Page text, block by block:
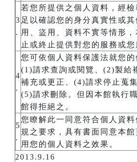
3
.
若您所提供之個人資料，經
足以確認您的身分真實性或其
用、盜用、資料不實等情形
止或終止提供對您的服務或您
4
.
您可依個人資料保護法就您
(1)請求查詢或閱覽、(2)製給
補充或更正、(4)請求停止蒐
(5)請求刪除。但因本館執行
館得拒絕之。
5
.
您瞭解此一同意符合個人資
規之要求，具有書面同意本館
用您的個人資料之效果。
2013.9.16